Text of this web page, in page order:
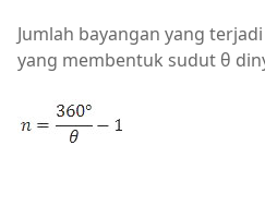
Jumlah bayangan yang
yang membentuk sudut θ